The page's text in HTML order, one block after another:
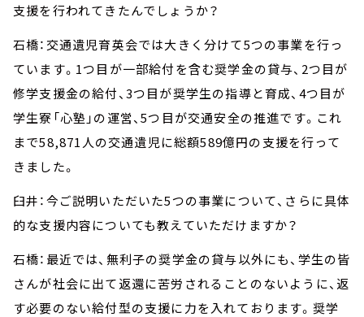
支援を行われてきたんでしょうか？
石橋：交通遺児育英会では大きく分けて5つの事業を行っ
ています。1つ目が一部給付を含む奨学金の貸与、2つ目が
修学支援金の給付、3つ目が奨学生の指導と育成、4つ目が
学生寮「心塾」の運営、5つ目が交通安全の推進です。これ
まで58,871人の交通遺児に総額589億円の支援を行って
きました。
臼井：今ご説明いただいた5つの事業について、さらに具体
的な支援内容についても教えていただけますか？
石橋：最近では、無利子の奨学金の貸与以外にも、学生の皆
さんが社会に出て返還に苦労されることのないように、返
す必要のない給付型の支援に力を入れております。奨学